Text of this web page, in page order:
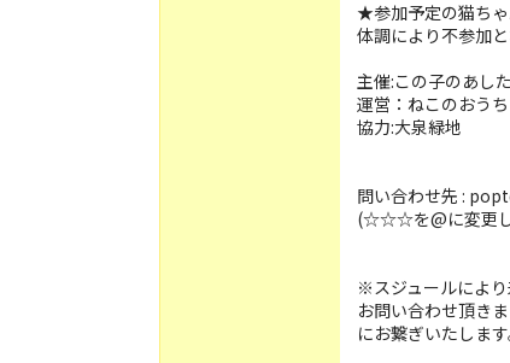
★参加予定の猫ちゃ
体調により不参加
主催:この子のあした
運営：ねこのおう
協力:大泉緑地
問い合わせ先 :
(☆☆☆を@に変更
※スジュールにより
お問い合わせ頂き
にお繋ぎいたします